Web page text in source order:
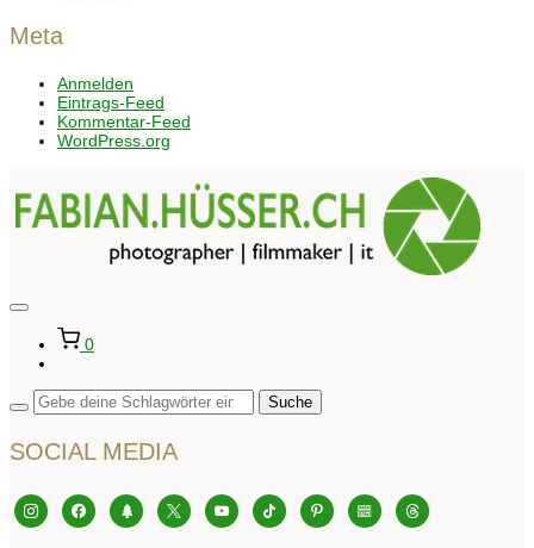
Meta
Anmelden
Eintrags-Feed
Kommentar-Feed
WordPress.org
Seitenleiste
Navigation
umschalten
0
SOCIAL MEDIA
instagramfacebook
tree x youtubetiktok pinteresteditor-
kitchensink
threads